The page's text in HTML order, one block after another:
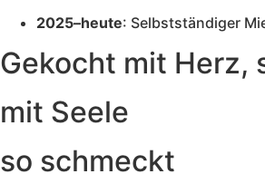
2025–heute: Selbstständiger
Gekocht mit Herz,
mit Seele
so schmeckt